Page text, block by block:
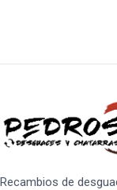
Recambios de